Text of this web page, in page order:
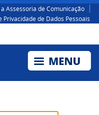
a Assessoria de Comunicação
Privacidade de Dados Pessoais